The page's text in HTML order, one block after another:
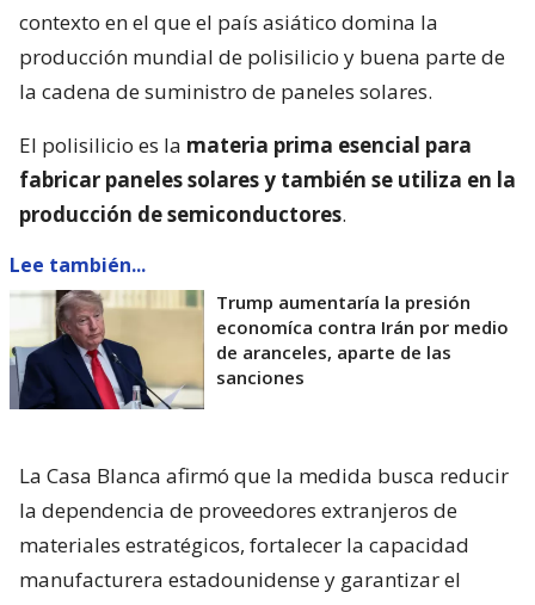
contexto en el que el país asiático domina la
producción mundial de polisilicio y buena parte de
la cadena de suministro de paneles solares.
El polisilicio es la materia prima esencial para
fabricar paneles solares y también se utiliza en la
producción de semiconductores.
Lee también...
Trump aumentaría la presión
economíca contra Irán por medio
de aranceles, aparte de las
sanciones
La Casa Blanca afirmó que la medida busca reducir
la dependencia de proveedores extranjeros de
materiales estratégicos, fortalecer la capacidad
manufacturera estadounidense y garantizar el